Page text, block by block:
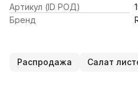
Артикул (ID РОД)
Бренд
Распродажа Салат